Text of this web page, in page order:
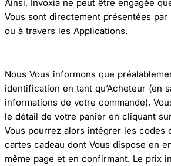
Ainsi, Invoxia ne peut être engagée
Vous sont directement présentées par
ou à travers les Applications.
Nous Vous informons que
identification en tant qu’Acheteur (en
informations de votre commande),
le détail de votre panier en cliquant
Vous pourrez alors intégrer les codes
cartes cadeau dont Vous dispose en
même page et en confirmant. Le prix